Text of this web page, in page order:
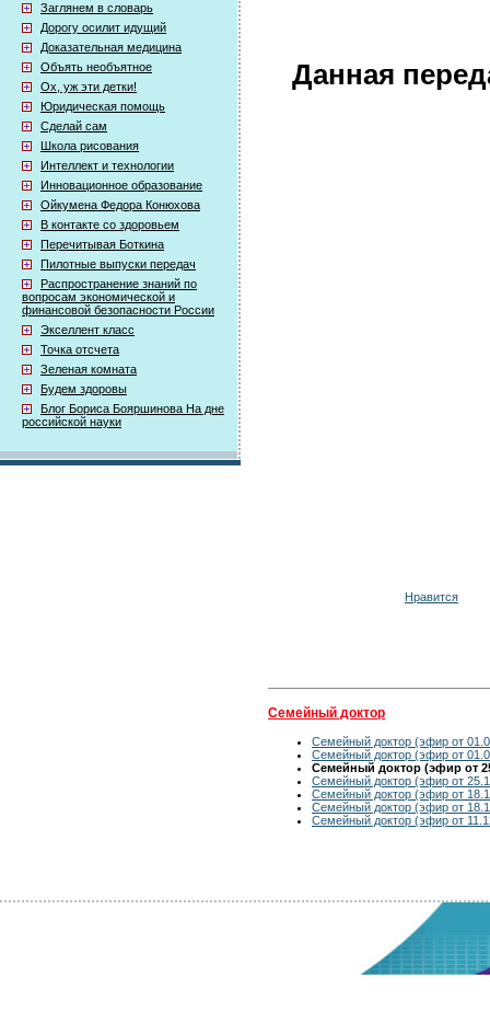
Заглянем в словарь
Дорогу осилит идущий
Доказательная медицина
Объять необъятное
Ох, уж эти детки!
Юридическая помощь
Сделай сам
Школа рисования
Интеллект и технологии
Инновационное образование
Ойкумена Федора Конюхова
В контакте со здоровьем
Перечитывая Боткина
Пилотные выпуски передач
Распространение знаний по
вопросам экономической и
финансовой безопасности России
Экселлент класс
Точка отсчета
Зеленая комната
Будем здоровы
Блог Бориса Бояршинова На дне
российской науки
Данная
Нравится
Семейный доктор
Семейный доктор (эфир от
Семейный доктор (эфир от
Семейный доктор (эфир от
Семейный доктор (эфир от
Семейный доктор (эфир от
Семейный доктор (эфир от
Семейный доктор (эфир от